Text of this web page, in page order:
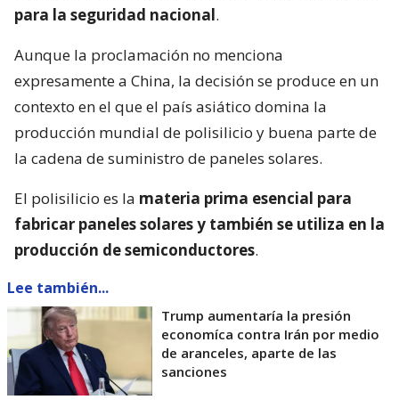
para la seguridad nacional.
Aunque la proclamación no menciona
expresamente a China, la decisión se produce en un
contexto en el que el país asiático domina la
producción mundial de polisilicio y buena parte de
la cadena de suministro de paneles solares.
El polisilicio es la materia prima esencial para
fabricar paneles solares y también se utiliza en la
producción de semiconductores.
Lee también...
Trump aumentaría la presión
economíca contra Irán por medio
de aranceles, aparte de las
sanciones